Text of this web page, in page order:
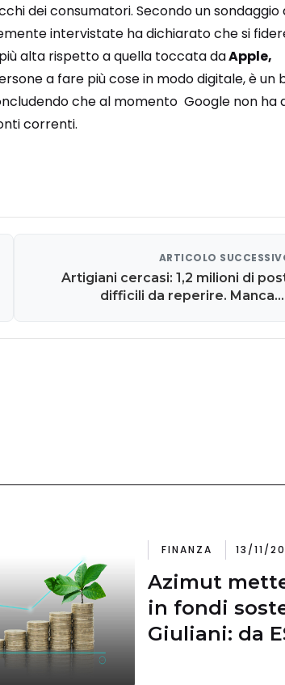
dei consumatori. Secondo un sondaggio
intervistate ha dichiarato che si
alta rispetto a quella toccata daApple,
a fare più cose in modo digitale, è un
che al momento Google non ha
correnti.
ARTICOLO
Artigiani cercasi: 1,2 milioni di
difficili da reperire. Mancano
FINANZA 13/11/
Azimut
in fondi
Giuliani: da